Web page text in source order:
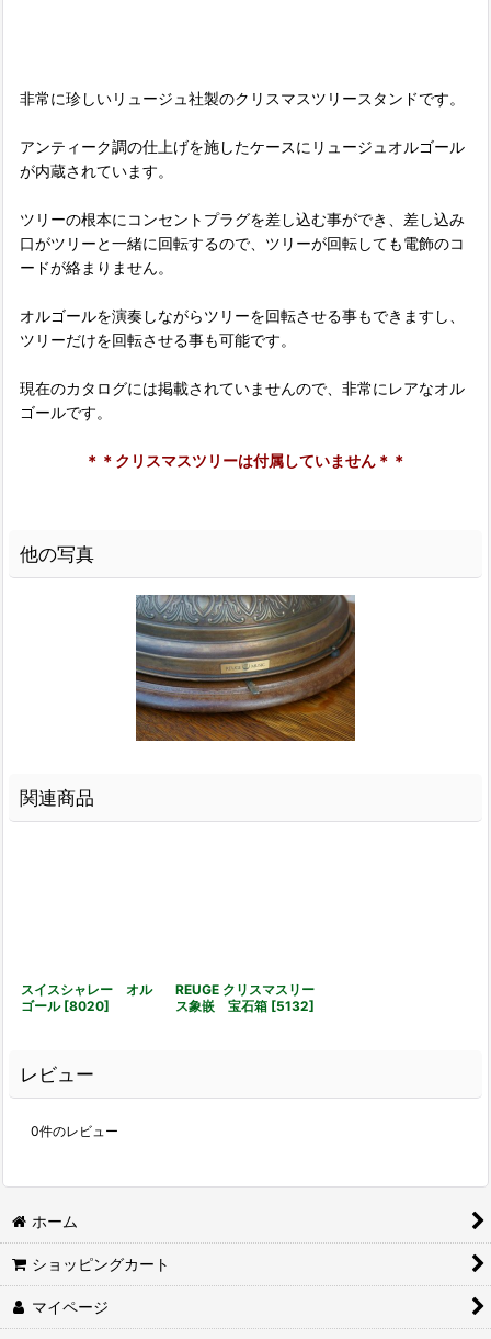
非常に珍しいリュージュ社製のクリスマスツリースタンドです。
アンティーク調の仕上げを施したケースにリュージュオルゴール
が内蔵されています。
ツリーの根本にコンセントプラグを差し込む事ができ、差し込み
口がツリーと一緒に回転するので、ツリーが回転しても電飾のコ
ードが絡まりません。
オルゴールを演奏しながらツリーを回転させる事もできますし、
ツリーだけを回転させる事も可能です。
現在のカタログには掲載されていませんので、非常にレアなオル
ゴールです。
＊＊クリスマスツリーは付属していません＊＊
他の写真
関連商品
スイスシャレー オル
ゴール [8020]
REUGE クリスマスリー
ス象嵌 宝石箱 [5132]
レビュー
0件のレビュー
ホーム
ショッピングカート
マイページ